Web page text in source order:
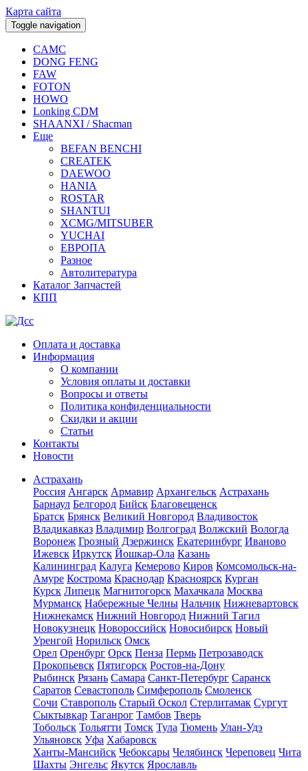
Карта сайта
Toggle navigation
CAMC
DONG FENG
FAW
FOTON
HOWO
Lonking CDM
SHAANXI / Shacman
Еще
BEFAN BENCHI
CREATEK
DAEWOO
HANIA
ROSTAR
SHANTUI
XCMG/MITSUBER
YUCHAI
ЕВРОПА
Разное
Aвтолитература
Каталог Запчастей
КПП
Оплата и доставка
Информация
О компании
Условия оплаты и доставки
Вопросы и ответы
Политика конфиденциальности
Скидки и акции
Статьи
Контакты
Новости
Астрахань
Россия Ангарск Армавир Архангельск Астрахань
Барнаул Белгород Бийск Благовещенск
Братск Брянск Великий Новгород Владивосток
Владикавказ Владимир Волгоград Волжский Вологда
Воронеж Грозный Дзержинск Екатеринбург Иваново
Ижевск Иркутск Йошкар-Ола Казань
Калининград Калуга Кемерово Киров Комсомольск-на-
Амуре Кострома Краснодар Красноярск Курган
Курск Липецк Магнитогорск Махачкала Москва
Мурманск Набережные Челны Нальчик Нижневартовск
Нижнекамск Нижний Новгород Нижний Тагил
Новокузнецк Новороссийск Новосибирск Новый
Уренгой Норильск Омск
Орел Оренбург Орск Пенза Пермь Петрозаводск
Прокопьевск Пятигорск Ростов-на-Дону
Рыбинск Рязань Самара Санкт-Петербург Саранск
Саратов Севастополь Симферополь Смоленск
Сочи Ставрополь Старый Оскол Стерлитамак Сургут
Сыктывкар Таганрог Тамбов Тверь
Тобольск Тольятти Томск Тула Тюмень Улан-Удэ
Ульяновск Уфа Хабаровск
Ханты-Мансийск Чебоксары Челябинск Череповец Чита
Шахты Энгельс Якутск Ярославль